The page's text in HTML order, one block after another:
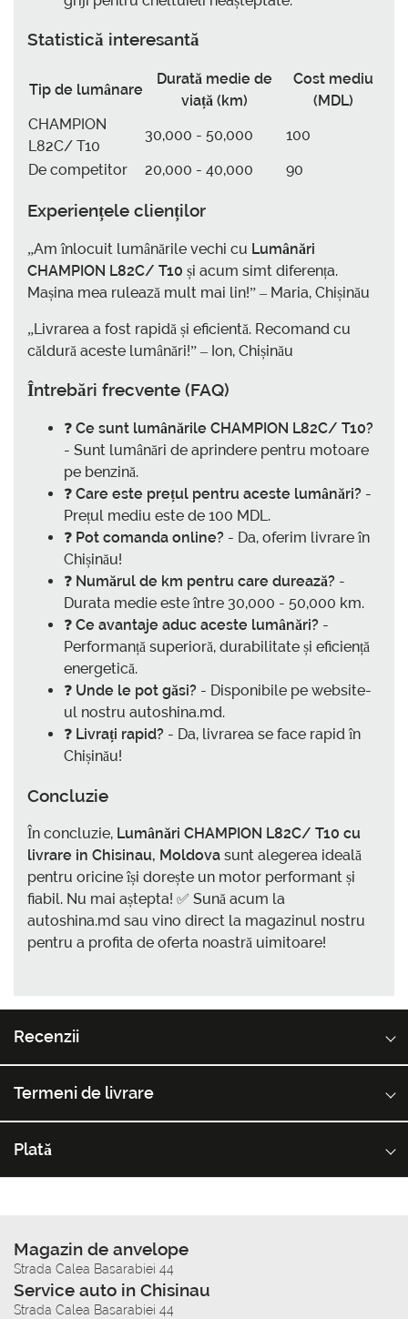
Statistică interesantă
Tip de lumânare
Durată medie de
viață (km)
Cost mediu
(MDL)
CHAMPION
L82C/ T10
30,000 - 50,000
100
De competitor
20,000 - 40,000 90
Experiențele clienților
„Am înlocuit lumânările vechi cu Lumânări
CHAMPION L82C/ T10 și acum simt diferența.
Mașina mea rulează mult mai lin!” – Maria, Chișinău
„Livrarea a fost rapidă și eficientă. Recomand cu
căldură aceste lumânări!” – Ion, Chișinău
Întrebări frecvente (FAQ)
❓ Ce sunt lumânările CHAMPION L82C/ T10?
- Sunt lumânări de aprindere pentru motoare
pe benzină.
❓ Care este prețul pentru aceste lumânări? -
Prețul mediu este de 100 MDL.
❓ Pot comanda online? - Da, oferim livrare în
Chișinău!
❓ Numărul de km pentru care durează? -
Durata medie este între 30,000 - 50,000 km.
❓ Ce avantaje aduc aceste lumânări? -
Performanță superioră, durabilitate și eficiență
energetică.
❓ Unde le pot găsi? - Disponibile pe website-
ul nostru autoshina.md.
❓ Livrați rapid? - Da, livrarea se face rapid în
Chișinău!
Concluzie
În concluzie, Lumânări CHAMPION L82C/ T10 cu
livrare in Chisinau, Moldova sunt alegerea ideală
pentru oricine își dorește un motor performant și
fiabil. Nu mai aștepta! ✅ Sună acum la
autoshina.md sau vino direct la magazinul nostru
pentru a profita de oferta noastră uimitoare!
Recenzii
Termeni de livrare
Plată
Magazin de anvelope
Strada Calea Basarabiei 44
Service auto in Chisinau
Strada Calea Basarabiei 44